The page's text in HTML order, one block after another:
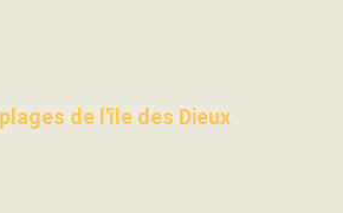
de l'île des Dieux